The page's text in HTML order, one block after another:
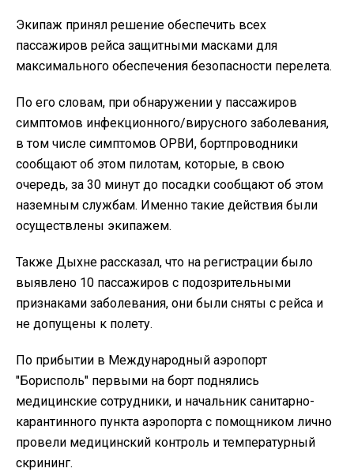
Экипаж принял решение обеспечить всех
пассажиров рейса защитными масками для
максимального обеспечения безопасности перелета.
По его словам, при обнаружении у пассажиров
симптомов инфекционного/вирусного заболевания,
в том числе симптомов ОРВИ, бортпроводники
сообщают об этом пилотам, которые, в свою
очередь, за 30 минут до посадки сообщают об этом
наземным службам. Именно такие действия были
осуществлены экипажем.
Также Дыхне рассказал, что на регистрации было
выявлено 10 пассажиров с подозрительными
признаками заболевания, они были сняты с рейса и
не допущены к полету.
По прибытии в Международный аэропорт
"Борисполь" первыми на борт поднялись
медицинские сотрудники, и начальник санитарно-
карантинного пункта аэропорта с помощником лично
провели медицинский контроль и температурный
скрининг.